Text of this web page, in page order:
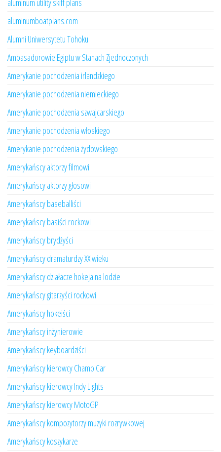
aluminum utility skiff plans
aluminumboatplans.com
Alumni Uniwersytetu Tohoku
Ambasadorowie Egiptu w Stanach Zjednoczonych
Amerykanie pochodzenia irlandzkiego
Amerykanie pochodzenia niemieckiego
Amerykanie pochodzenia szwajcarskiego
Amerykanie pochodzenia włoskiego
Amerykanie pochodzenia żydowskiego
Amerykańscy aktorzy filmowi
Amerykańscy aktorzy głosowi
Amerykańscy baseballiści
Amerykańscy basiści rockowi
Amerykańscy brydżyści
Amerykańscy dramaturdzy XX wieku
Amerykańscy działacze hokeja na lodzie
Amerykańscy gitarzyści rockowi
Amerykańscy hokeiści
Amerykańscy inżynierowie
Amerykańscy keyboardziści
Amerykańscy kierowcy Champ Car
Amerykańscy kierowcy Indy Lights
Amerykańscy kierowcy MotoGP
Amerykańscy kompozytorzy muzyki rozrywkowej
Amerykańscy koszykarze